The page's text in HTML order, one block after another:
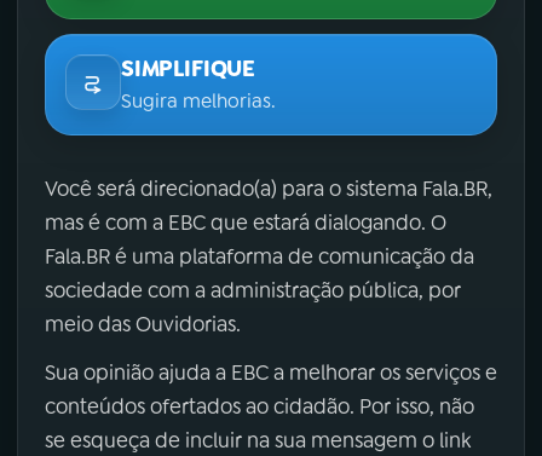
SIMPLIFIQUE
Sugira melhorias.
Você será direcionado(a) para o sistema Fala.BR,
mas é com a EBC que estará dialogando. O
Fala.BR é uma plataforma de comunicação da
sociedade com a administração pública, por
meio das Ouvidorias.
Sua opinião ajuda a EBC a melhorar os serviços e
conteúdos ofertados ao cidadão. Por isso, não
se esqueça de incluir na sua mensagem o link